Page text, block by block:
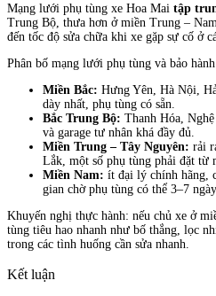
Mạng lưới phụ tùng xe Hoa Mai tập
Trung Bộ, thưa hơn ở miền Trung –
đến tốc độ sửa chữa khi xe gặp sự cố ở
Phân bố mạng lưới phụ tùng và bảo
Miền Bắc: Hưng Yên, Hà Nội,
dày nhất, phụ tùng có sẵn.
Bắc Trung Bộ: Thanh Hóa,
và garage tư nhân khá đầy đủ.
Miền Trung – Tây Nguyên: rải
Lắk, một số phụ tùng phải đặt từ
Miền Nam: ít đại lý chính hãng,
gian chờ phụ tùng có thể 3–7 ngày.
Khuyến nghị thực hành: nếu chủ xe ở
tùng tiêu hao nhanh như bố thắng, lọc
trong các tình huống cần sửa nhanh.
Kết luận